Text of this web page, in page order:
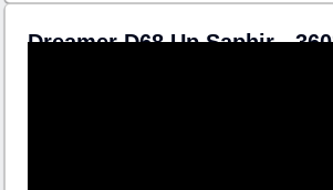
Dreamer D68 Up Saphir -